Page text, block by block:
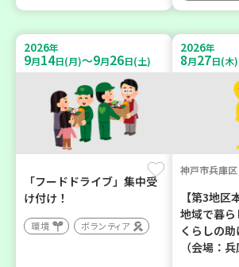
2026年
9月14日(月)～9月26日(土)
「フードドライブ」集中受
け付け！
環境 ボランティア
2026年
8月27日(木)
神戸市兵庫区
【第3地区
地域で暮
くらしの助
（会場：兵